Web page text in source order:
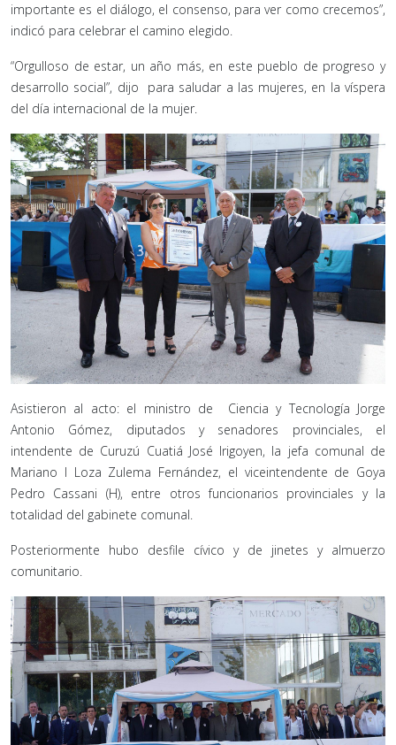
importante es el diálogo, el consenso, para ver como crecemos”,
indicó para celebrar el camino elegido.
“Orgulloso de estar, un año más, en este pueblo de progreso y
desarrollo social”, dijo para saludar a las mujeres, en la víspera
del día internacional de la mujer.
Asistieron al acto: el ministro de Ciencia y Tecnología Jorge
Antonio Gómez, diputados y senadores provinciales, el
intendente de Curuzú Cuatiá José Irigoyen, la jefa comunal de
Mariano I Loza Zulema Fernández, el viceintendente de Goya
Pedro Cassani (H), entre otros funcionarios provinciales y la
totalidad del gabinete comunal.
Posteriormente hubo desfile cívico y de jinetes y almuerzo
comunitario.